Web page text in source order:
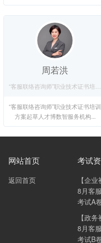
专...
周若洪
“客服联络咨询师”职业技术证书培训
方案起草人才博数智服务机构...
网站首页
返回首页
考试
【企
8月客
考试A
【政
8月客
考试B